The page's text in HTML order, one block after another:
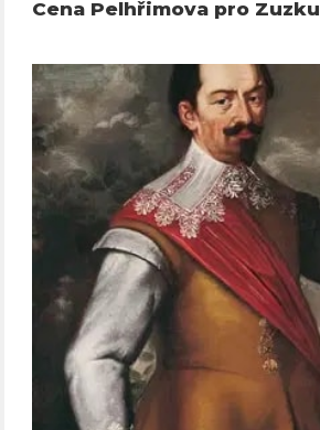
Cena Pelhřimova pro